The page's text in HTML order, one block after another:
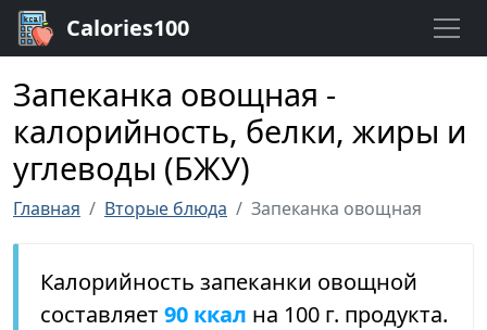
Calories100
Запеканка овощная -
калорийность, белки, жиры и
углеводы (БЖУ)
Главная Вторые блюда Запеканка овощная
Калорийность запеканки овощной
составляет90 ккал на 100 г. продукта.